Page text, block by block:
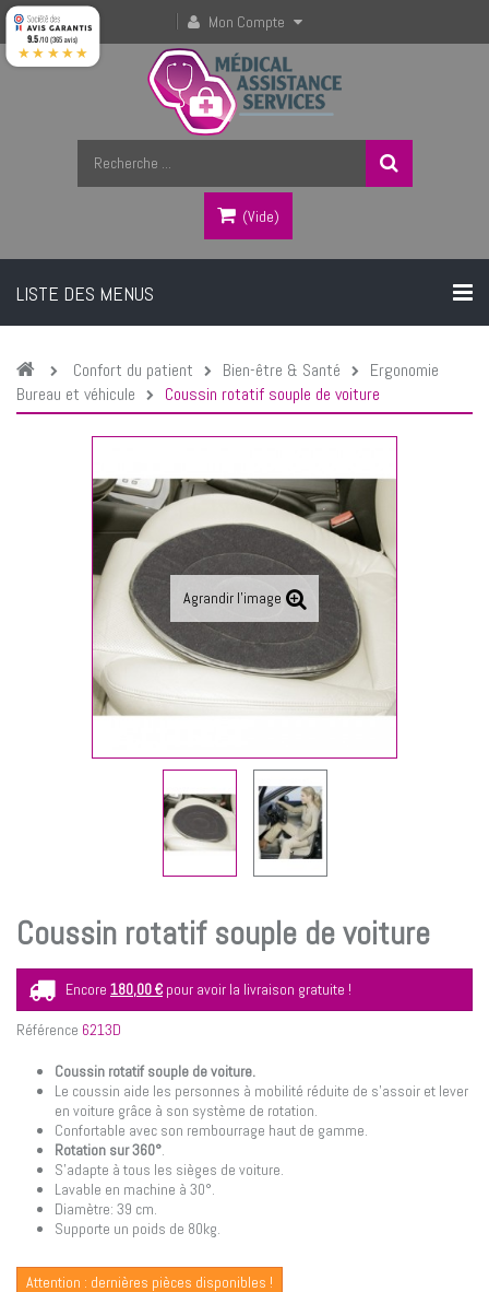
Mon Compte
(vide)
LISTE DES MENUS
Confort du patient Bien-être & Santé
Ergonomie
Bureau et véhicule
Coussin rotatif souple de voiture
Agrandir l'image
Coussin rotatif souple de voiture
Encore 180,00 € pour avoir la livraison gratuite !
Référence 6213D
Coussin rotatif souple de voiture.
Le coussin aide les personnes à mobilité réduite de s'assoir et lever
en voiture grâce à son système de rotation.
Confortable avec son rembourrage haut de gamme.
Rotation sur 360°.
S'adapte à tous les sièges de voiture.
Lavable en machine à 30°.
Diamètre: 39 cm.
Supporte un poids de 80kg.
Attention : dernières pièces disponibles !
9.5/10 (365 avis)
★★★★★